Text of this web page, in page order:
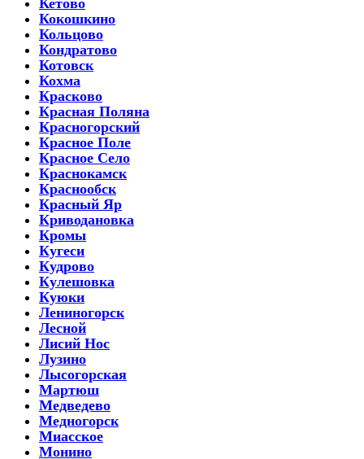
Кокошкино
Кольцово
Кондратово
Котовск
Кохма
Красково
Красная Поляна
Красногорский
Красное Поле
Красное Село
Краснокамск
Краснообск
Красный Яр
Криводановка
Кромы
Кугеси
Кудрово
Кулешовка
Куюки
Лениногорск
Лесной
Лисий Нос
Лузино
Лысогорская
Мартюш
Медведево
Медногорск
Миасское
Монино